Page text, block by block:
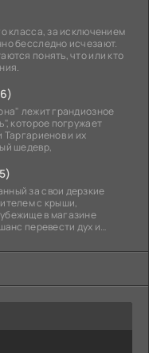
класса, за исключением
бесследно исчезают.
понять, что или кто
лежит грандиозное
которое погружает
Таргариенов и их
шедевр,
за свои дерзкие
с крыши,
в магазине
перевести дух и